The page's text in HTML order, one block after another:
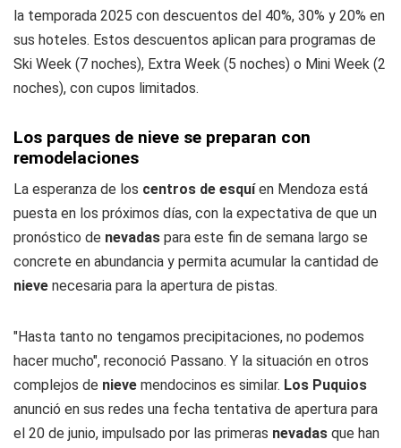
la temporada 2025 con descuentos del 40%, 30% y 20% en
sus hoteles. Estos descuentos aplican para programas de
Ski Week (7 noches), Extra Week (5 noches) o Mini Week (2
noches), con cupos limitados.
Los parques de nieve se preparan con
remodelaciones
La esperanza de los centros de esquíen Mendoza está
puesta en los próximos días, con la expectativa de que un
pronóstico de nevadas para este fin de semana largo se
concrete en abundancia y permita acumular la cantidad de
nieve necesaria para la apertura de pistas.
"Hasta tanto no tengamos precipitaciones, no podemos
hacer mucho", reconoció Passano. Y la situación en otros
complejos de nieve mendocinos es similar. Los Puquios
anunció en sus redes una fecha tentativa de apertura para
el 20 de junio, impulsado por las primeras nevadas que han